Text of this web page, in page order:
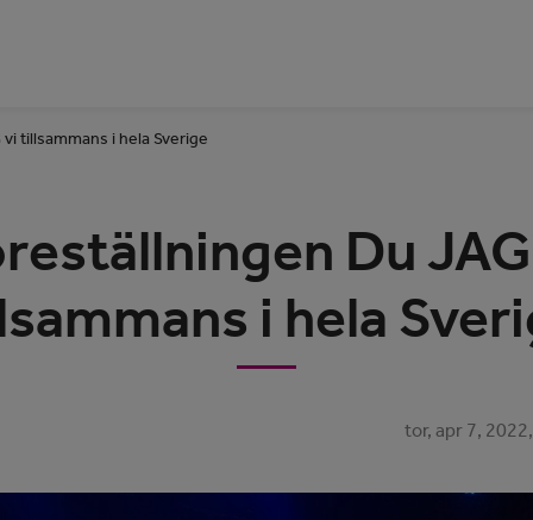
tillsammans i hela Sverige
Du
i hela
tor, apr 7,